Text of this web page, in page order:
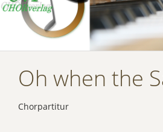
Oh when the
Chorpartitur